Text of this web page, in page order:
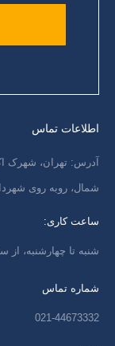
اطلاعات تماس
آدرس: تهران، شهرک
شمال، روبه روی
ساعت کاری:
شنبه تا چهارشنبه، از ساعت 8
شماره تماس
021-44673332